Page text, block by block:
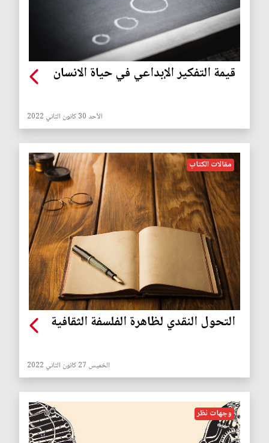
قيمة التفكير الإبداعي في حياة الانسان
الأحد 30 كانون الثاني 2022
مقالات الكتاب
التحول النقدي لظاهرة الفلسفة الثقافية
الخميس 27 كانون الثاني 2022
وجهات نظر